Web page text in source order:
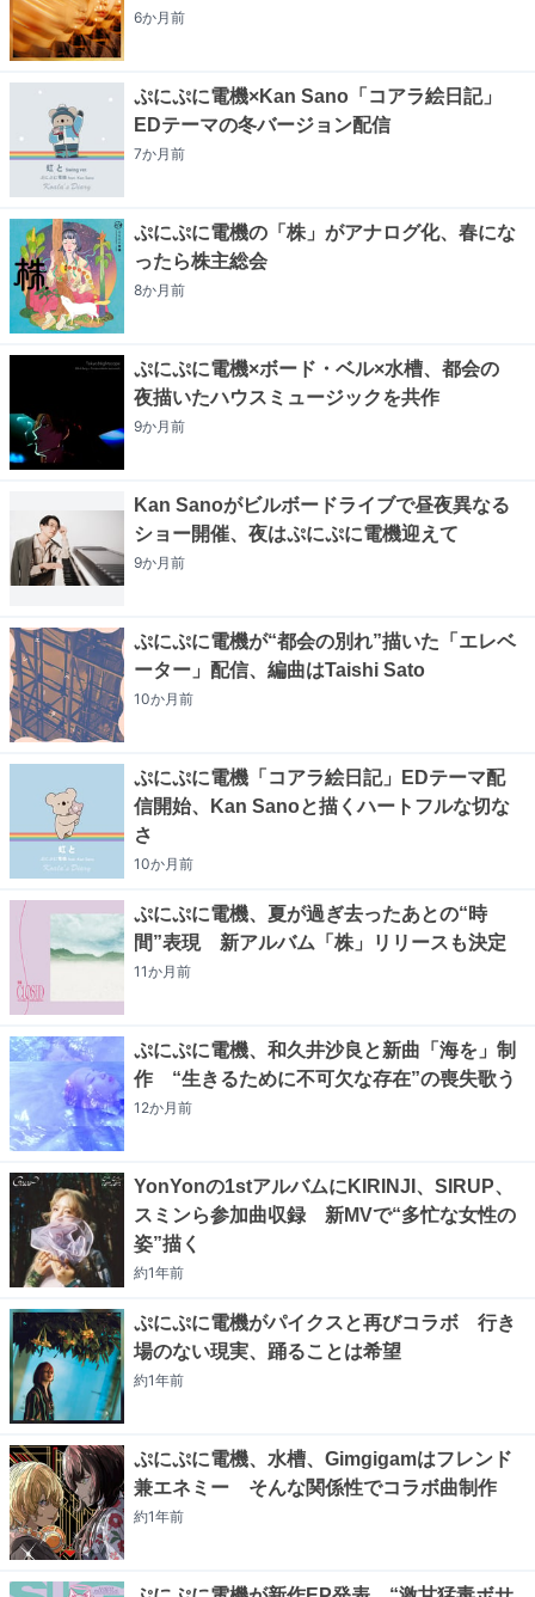
6か月前
ぷにぷに電機×Kan Sano「コアラ絵日記」
EDテーマの冬バージョン配信
7か月前
ぷにぷに電機の「株」がアナログ化、春にな
ったら株主総会
8か月前
ぷにぷに電機×ボード・ベル×水槽、都会の
夜描いたハウスミュージックを共作
9か月前
Kan Sanoがビルボードライブで昼夜異なる
ショー開催、夜はぷにぷに電機迎えて
9か月前
ぷにぷに電機が“都会の別れ”描いた「エレベ
ーター」配信、編曲はTaishi Sato
10か月前
ぷにぷに電機「コアラ絵日記」EDテーマ配
信開始、Kan Sanoと描くハートフルな切な
さ
10か月前
ぷにぷに電機、夏が過ぎ去ったあとの“時
間”表現 新アルバム「株」リリースも決定
11か月前
ぷにぷに電機、和久井沙良と新曲「海を」制
作 “生きるために不可欠な存在”の喪失歌う
12か月前
YonYonの1stアルバムにKIRINJI、SIRUP、
スミンら参加曲収録 新MVで“多忙な女性の
姿”描く
約1年前
ぷにぷに電機がパイクスと再びコラボ 行き
場のない現実、踊ることは希望
約1年前
ぷにぷに電機、水槽、Gimgigamはフレンド
兼エネミー そんな関係性でコラボ曲制作
約1年前